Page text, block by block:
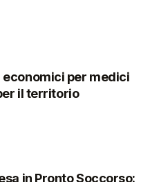
per medici
il territorio
in Pronto Soccorso: